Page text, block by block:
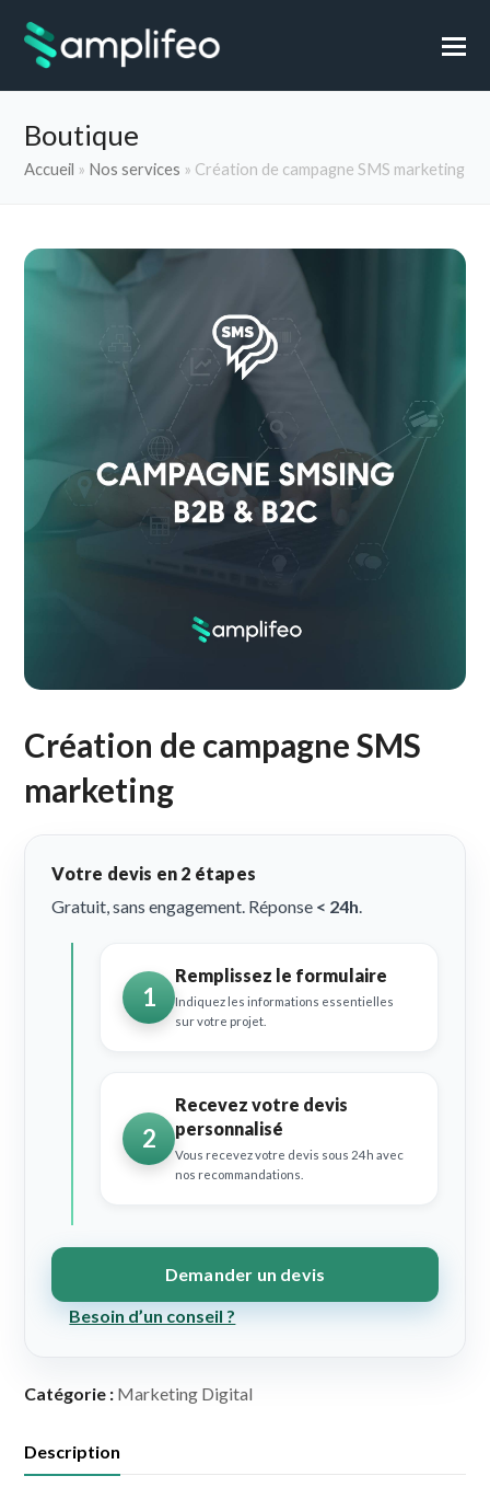
Boutique
Accueil » Nos services » Création de campagne SMS marketing
Création de campagne SMS
marketing
Votre devis en 2 étapes
Gratuit, sans engagement. Réponse < 24h.
1
Remplissez le formulaire
Indiquez les informations essentielles
sur votre projet.
2
Recevez votre devis
personnalisé
Vous recevez votre devis sous 24h avec
nos recommandations.
Demander un devis
Besoin d’un conseil ?
Catégorie : Marketing Digital
Description